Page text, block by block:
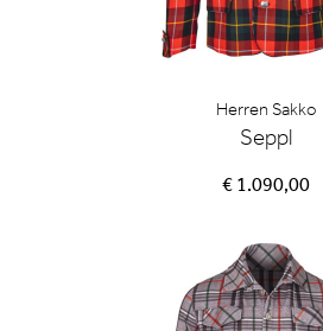
Herren Sakko
Seppl
€ 1.090,00